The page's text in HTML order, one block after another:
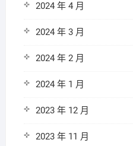
2024 年 4 月
2024 年 3 月
2024 年 2 月
2024 年 1 月
2023 年 12 月
2023 年 11 月